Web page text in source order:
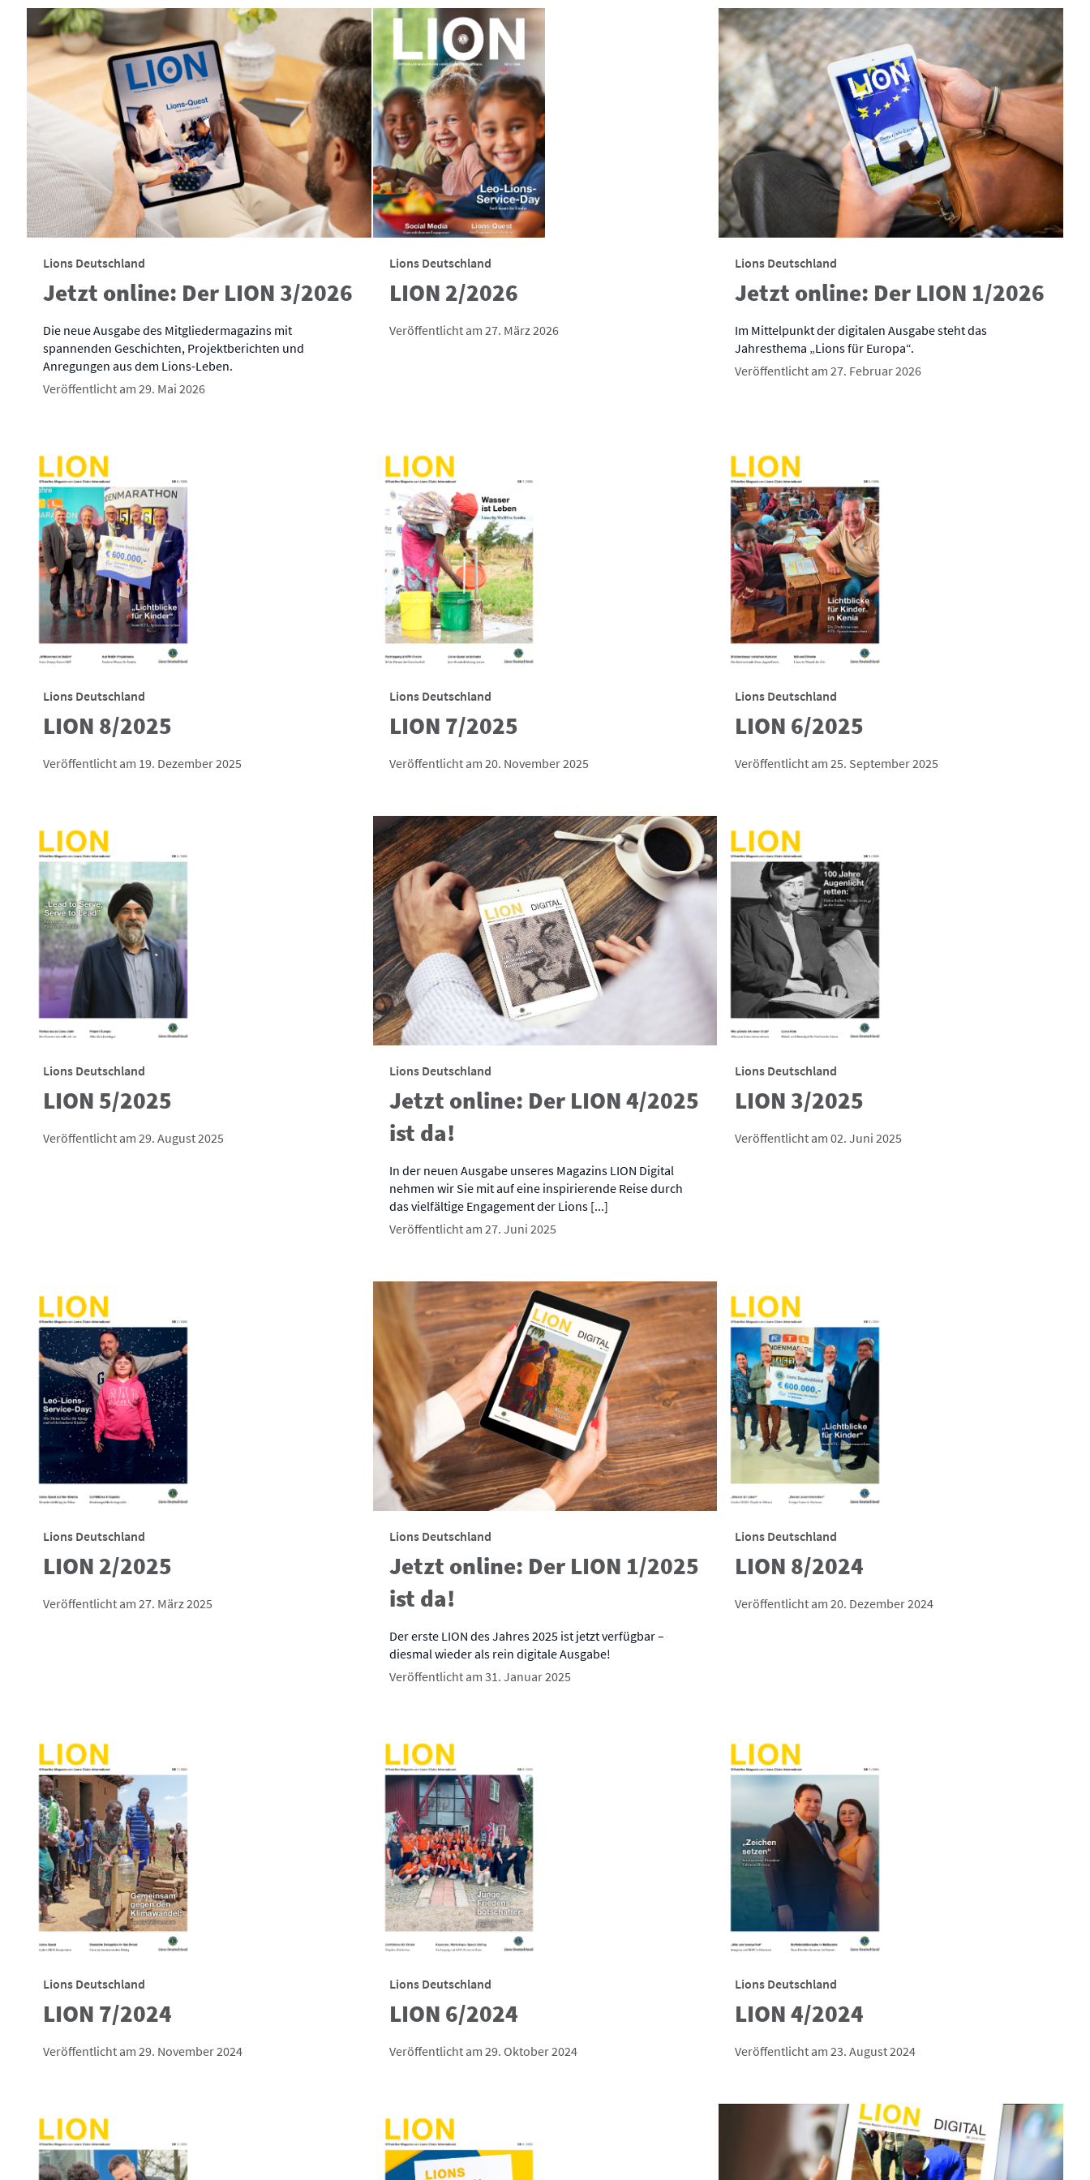
Lions Deutschland
Jetzt online: Der LION 3/2026
Die neue Ausgabe des Mitgliedermagazins mit
spannenden Geschichten, Projektberichten und
Anregungen aus dem Lions-Leben.
Veröffentlicht am 29. Mai 2026
Lions Deutschland
LION 2/2026
Veröffentlicht am 27. März 2026
Lions Deutschland
Jetzt online: Der LION 1/2026
Im Mittelpunkt der digitalen Ausgabe steht das
Jahresthema „Lions für Europa“.
Veröffentlicht am 27. Februar 2026
Lions Deutschland
LION 8/2025
Veröffentlicht am 19. Dezember 2025
Lions Deutschland
LION 7/2025
Veröffentlicht am 20. November 2025
Lions Deutschland
LION 6/2025
Veröffentlicht am 25. September 2025
Lions Deutschland
LION 5/2025
Veröffentlicht am 29. August 2025
Lions Deutschland
Jetzt online: Der LION 4/2025
ist da!
In der neuen Ausgabe unseres Magazins LION Digital
nehmen wir Sie mit auf eine inspirierende Reise durch
das vielfältige Engagement der Lions [...]
Veröffentlicht am 27. Juni 2025
Lions Deutschland
LION 3/2025
Veröffentlicht am 02. Juni 2025
Lions Deutschland
LION 2/2025
Veröffentlicht am 27. März 2025
Lions Deutschland
Jetzt online: Der LION 1/2025
ist da!
Der erste LION des Jahres 2025 ist jetzt verfügbar –
diesmal wieder als rein digitale Ausgabe!
Veröffentlicht am 31. Januar 2025
Lions Deutschland
LION 8/2024
Veröffentlicht am 20. Dezember 2024
Lions Deutschland
LION 7/2024
Veröffentlicht am 29. November 2024
Lions Deutschland
LION 6/2024
Veröffentlicht am 29. Oktober 2024
Lions Deutschland
LION 4/2024
Veröffentlicht am 23. August 2024